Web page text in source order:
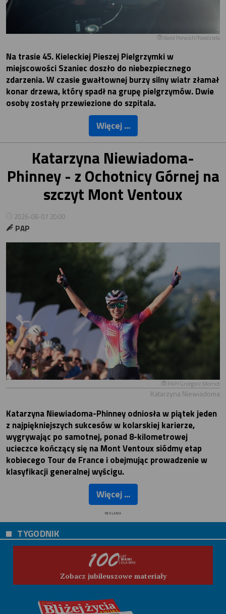
Karol Porwich/Niedziela
Na trasie 45. Kieleckiej Pieszej Pielgrzymki w
miejscowości Szaniec doszło do niebezpiecznego
zdarzenia. W czasie gwałtownej burzy silny wiatr złamał
konar drzewa, który spadł na grupę pielgrzymów. Dwie
osoby zostały przewiezione do szpitala.
Więcej ...
Katarzyna Niewiadoma-
Phinney - z Ochotnicy Górnej na
szczyt Mont Ventoux
2026-08-07 20:00
PAP
PAP/Grzegorz Momot
Katarzyna Niewiadoma
Katarzyna Niewiadoma-Phinney odniosła w piątek jeden
z najpiękniejszych sukcesów w kolarskiej karierze,
wygrywając po samotnej, ponad 8-kilometrowej
ucieczce kończący się na Mont Ventoux siódmy etap
kobiecego Tour de France i obejmując prowadzenie w
klasyfikacji generalnej wyścigu.
Więcej ...
REKLAMA
TYGODNIK
Zobacz jubileuszowe materiały